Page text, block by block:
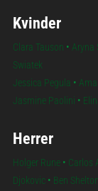
Kvinder
Clara Tauson • Aryna
Swiatek
Jessica Pegula •
Jasmine Paolini •
Herrer
Holger Rune• Carlos
Djokovic• Ben Shelton